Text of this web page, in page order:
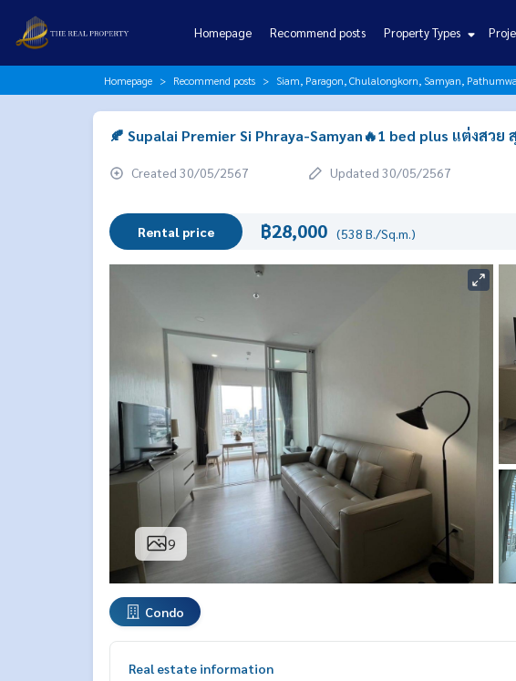
Homepage Recommend posts Property Types
Homepage Recommend posts Siam, Paragon, Chulalongkorn, Samyan,
🍂 Supalai Premier Si Phraya-Samyan🔥1 bed plus แต่งสวย
Created 30/05/2567 Updated 30/05/2567
Rental price ฿28,000 (538 B./Sq.m.)
9
Condo
Real estate information